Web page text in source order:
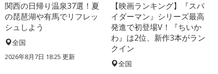
関西の日帰り温泉37選！夏
の琵琶湖や有馬でリフレッ
シュしよう
全国
2026年8月7日 18:25 更新
【映画ランキング】『スパ
イダーマン』シリーズ最高
発進で初登場V！『ちいか
わ』は2位、新作3本がラン
クイン
全国